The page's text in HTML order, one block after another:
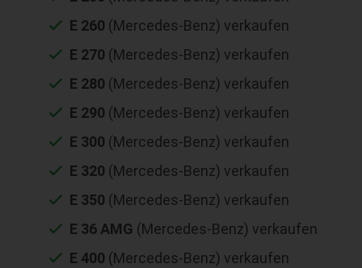
E 260 (Mercedes-Benz) verkaufen
E 270 (Mercedes-Benz) verkaufen
E 280 (Mercedes-Benz) verkaufen
E 290 (Mercedes-Benz) verkaufen
E 300 (Mercedes-Benz) verkaufen
E 320 (Mercedes-Benz) verkaufen
E 350 (Mercedes-Benz) verkaufen
E 36 AMG (Mercedes-Benz) verkaufen
E 400 (Mercedes-Benz) verkaufen